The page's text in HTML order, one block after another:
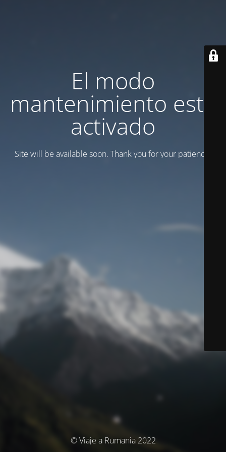
El modo
mantenimiento está
activado
Site will be available soon. Thank you for your patience!
© Viaje a Rumania 2022